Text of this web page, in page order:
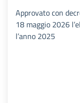
Approvato con
18 maggio 2026
l’anno 2025